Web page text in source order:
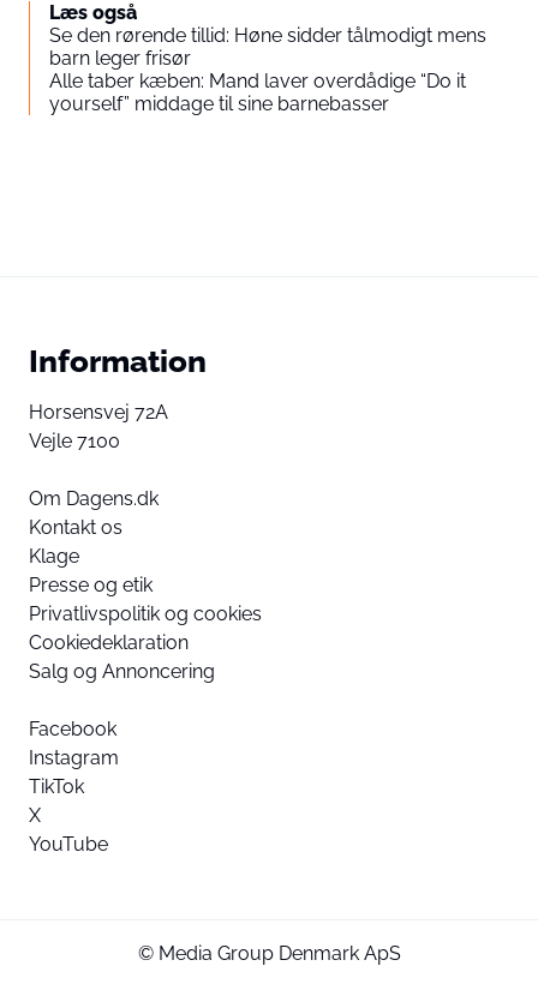
Læs også
Se den rørende tillid: Høne sidder tålmodigt mens
barn leger frisør
Alle taber kæben: Mand laver overdådige “Do it
yourself” middage til sine barnebasser
Information
Horsensvej 72A
Vejle 7100
Om Dagens.dk
Kontakt os
Klage
Presse og etik
Privatlivspolitik og cookies
Cookiedeklaration
Salg og Annoncering
Facebook
Instagram
TikTok
X
YouTube
© Media Group Denmark ApS